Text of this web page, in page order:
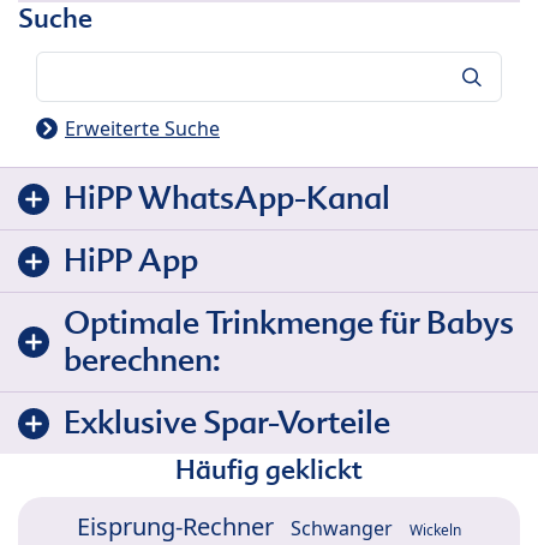
Suche
Erweiterte Suche
HiPP WhatsApp-Kanal
HiPP App
Optimale Trinkmenge für Babys
berechnen:
Exklusive Spar-Vorteile
Häufig geklickt
Eisprung-Rechner Schwanger Wickeln